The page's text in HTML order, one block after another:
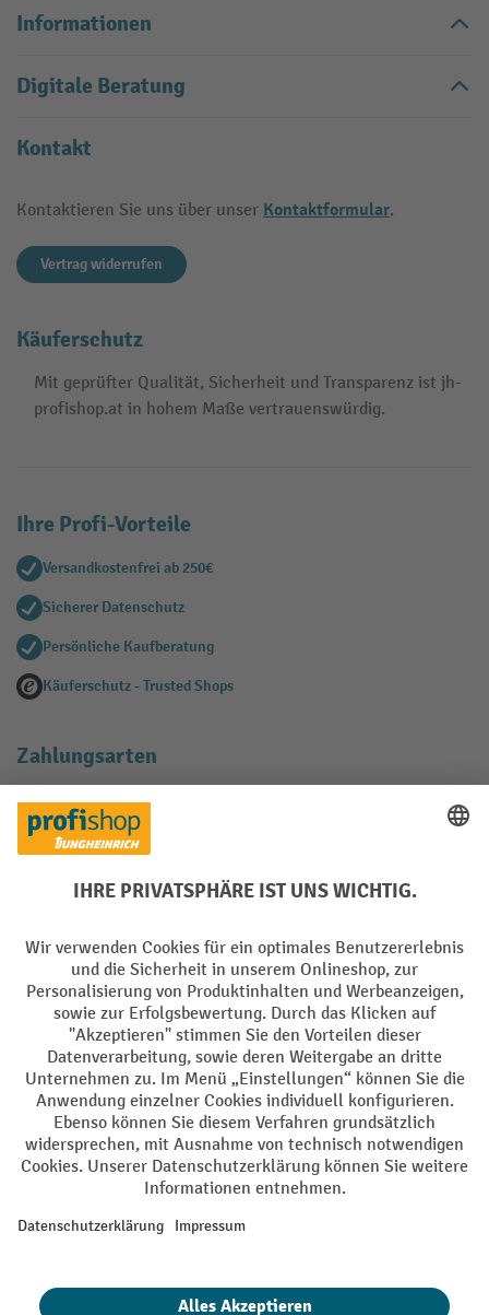
Informationen
Digitale Beratung
Kontakt
Kontaktieren Sie uns über unser Kontaktformular.
Vertrag widerrufen
Käuferschutz
Mit geprüfter Qualität, Sicherheit und Transparenz ist jh-
profishop.at in hohem Maße vertrauenswürdig.
Ihre Profi-Vorteile
Versandkostenfrei ab 250€
Sicherer Datenschutz
Persönliche Kaufberatung
Käuferschutz - Trusted Shops
Zahlungsarten
Creditcard (Master)
Facebook
YouTube
LinkedIn
Instagram
AGB Impressum Datenschutz
Barrierefreiheit Privacy Settings
Alle Preise exkl. gesetzl. Mehrwertsteuer zzgl.Versandkosten und ggf.
Nachnahmegebühren, wenn nicht anders angegeben.
¹ Der Rabatt gilt so lange der Vorrat reicht. Der Rabatt gilt nicht auf
Erstregistrierung für den Newsletter gewährt. Der Gutschein ist 10